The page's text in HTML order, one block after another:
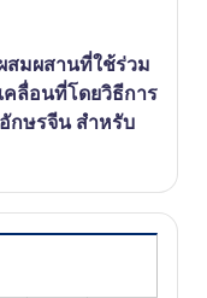
สมผสานที่ใช้ร่วม
ลื่อนที่โดยวิธีการ
กษรจีน สำหรับ